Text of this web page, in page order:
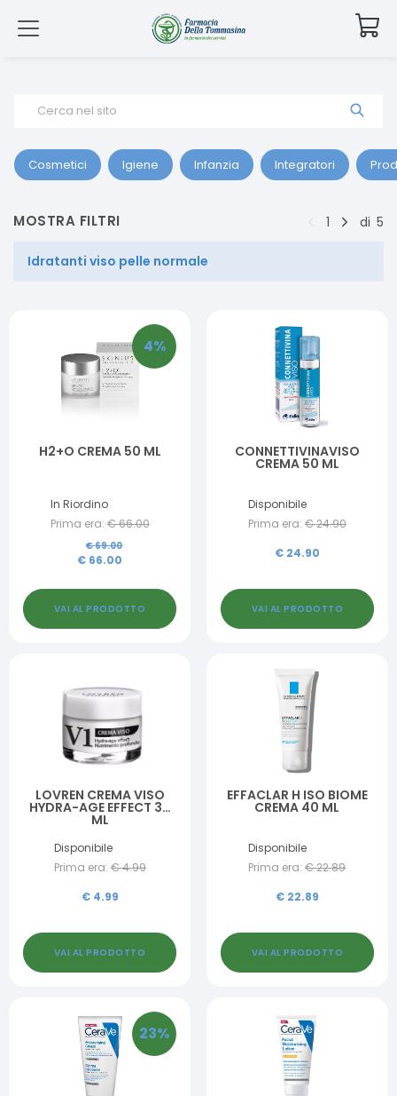
Cerca nel sito
Cosmetici Igiene Infanzia Integratori
MOSTRA FILTRI 1 di 5
Idratanti viso pelle normale
4%
H2+O CREMA 50 ML
In Riordino
Prima era: €66.00
€69.00
€ 66.00
VAI AL PRODOTTO
CONNETTIVINAVISO
CREMA 50 ML
Disponibile
Prima era: €24.90
€ 24.90
VAI AL PRODOTTO
LOVREN CREMA VISO
HYDRA-AGE EFFECT 30
ML
Disponibile
Prima era: €4.99
€ 4.99
VAI AL PRODOTTO
EFFACLAR H ISO BIOME
CREMA 40 ML
Disponibile
Prima era: €22.89
€ 22.89
VAI AL PRODOTTO
23%